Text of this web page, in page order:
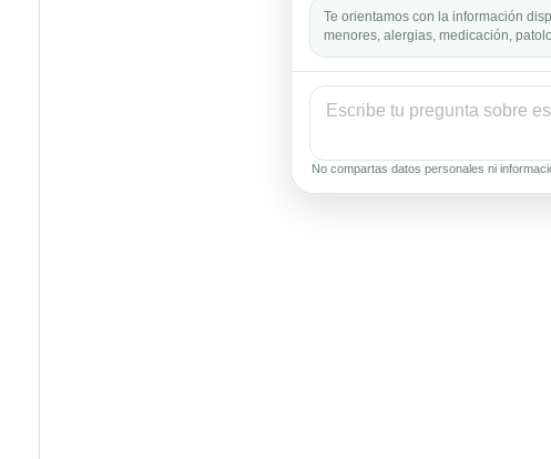
Te orientamos con la información
menores, alergias, medicación,
No compartas datos personales ni